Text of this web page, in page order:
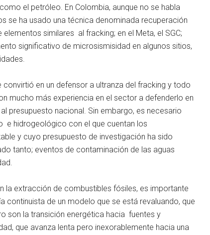
el petróleo. En Colombia, aunque no se habla
se ha usado una técnica denominada recuperación
similares al fracking; en el Meta, el SGC;
significativo de microsismisidad en algunos sitios,
en un defensor a ultranza del fracking y todo
mucho más experiencia en el sector a defenderlo en
presupuesto nacional. Sin embargo, es necesario
e hidrogeológico con el que cuentan los
y cuyo presupuesto de investigación ha sido
tanto; eventos de contaminación de las aguas
la extracción de combustibles fósiles, es importante
de un modelo que se está revaluando, que
son la transición energética hacia fuentes y
que avanza lenta pero inexorablemente hacia una